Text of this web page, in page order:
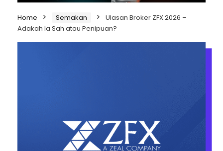
Home Semakan
Ulasan Broker ZFX 2026 –
Adakah Ia Sah atau Penipuan?